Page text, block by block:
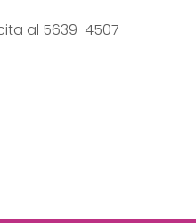
al 5639-4507